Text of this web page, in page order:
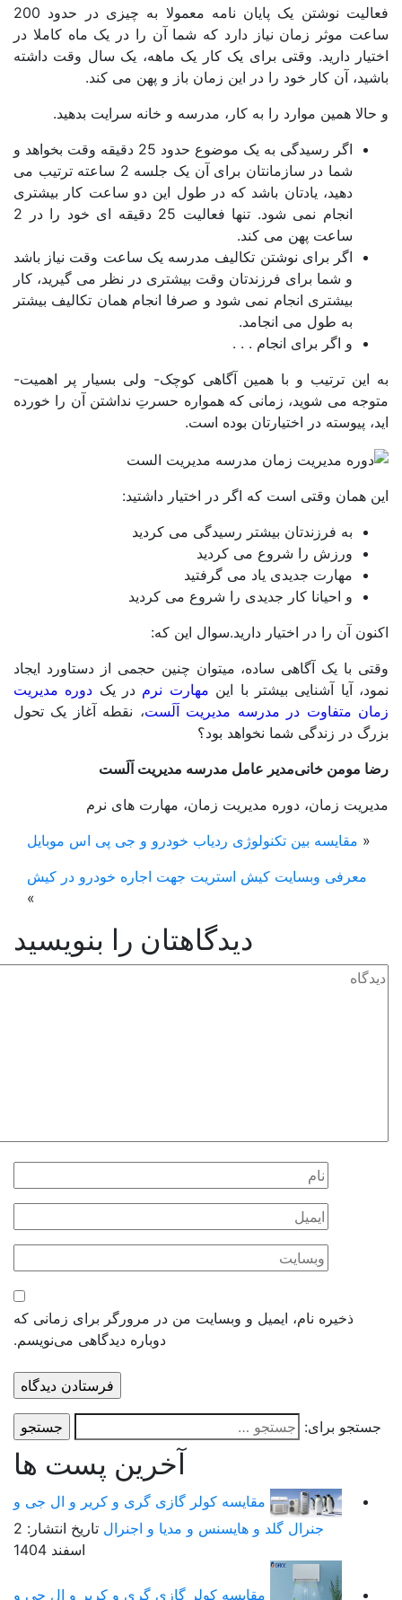
فعالیت نوشتن یک پایان نامه معمولا به چیزی در حدود 200
موثر زمان نیاز دارد که شما آن را در یک ماه کاملا در
دارید. وقتی برای یک کار یک ماهه، یک سال وقت داشته
آن کار خود را در این زمان باز و پهن می کند.
همین موارد را به کار، مدرسه و خانه سرایت بدهید.
اگر رسیدگی به یک موضوع حدود 25 دقیقه وقت بخواهد و
شما در سازمانتان برای آن یک جلسه 2 ساعته ترتیب می
دهید، یادتان باشد که در طول این دو ساعت کار بیشتری
انجام نمی شود. تنها فعالیت 25 دقیقه ای خود را در 2
ساعت پهن می کند.
اگر برای نوشتن تکالیف مدرسه یک ساعت وقت نیاز باشد
و شما برای فرزندتان وقت بیشتری در نظر می گیرید، کار
بیشتری انجام نمی شود و صرفا انجام همان تکالیف بیشتر
به طول می انجامد.
و اگر برای انجام . . .
این ترتیب و با همین آگاهی کوچک- ولی بسیار پر اهمیت-
می شوید، زمانی که همواره حسرتِ نداشتن آن را خورده
پیوسته در اختیارتان بوده است.
همان وقتی است که اگر در اختیار داشتید:
به فرزندتان بیشتر رسیدگی می کردید
ورزش را شروع می کردید
مهارت جدیدی یاد می گرفتید
و احیانا کار جدیدی را شروع می کردید
آن را در اختیار دارید.سوال این که:
با یک آگاهی ساده، میتوان چنین حجمی از دستاورد ایجاد
آیا آشنایی بیشتر با این مهارت نرم در یک
دوره مدیریت
متفاوت در مدرسه مدیریت اَلَست، نقطه آغاز یک تحول
در زندگی شما نخواهد بود؟
مومن خانیمدیر عامل مدرسه مدیریت اَلَست
زمان، دوره مدیریت زمان، مهارت های نرم
مقایسه بین تکنولوژی ردیاب خودرو و جی پی اس موبایل
معرفی وبسایت کیش استریت جهت اجاره خودرو در کیش
دیدگاهتان را بنویسید
ذخیره نام، ایمیل و وبسایت من در مرورگر برای زمانی که
دوباره دیدگاهی می‌نویسم.
برای:
آخرین پست ها
مقایسه کولر گازی گری و کریر و ال جی و
جنرال گلد و هایسنس و مدیا و اجنرال
تاریخ انتشار: 2
اسفند 1404
مقایسه کولر گازی گری و کریر و ال جی و